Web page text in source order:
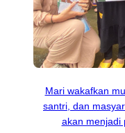
Mari wakafkan
santri, dan
akan menjadi